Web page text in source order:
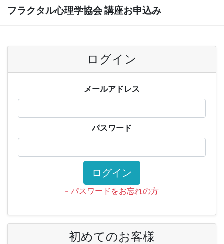
フラクタル心理学協会 講座お申込み
ログイン
メールアドレス
パスワード
ログイン
- パスワードをお忘れの方
初めてのお客様